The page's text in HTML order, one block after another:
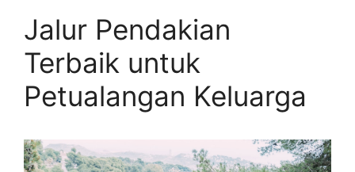
Jalur Pendakian
Terbaik untuk
Petualangan Keluarga